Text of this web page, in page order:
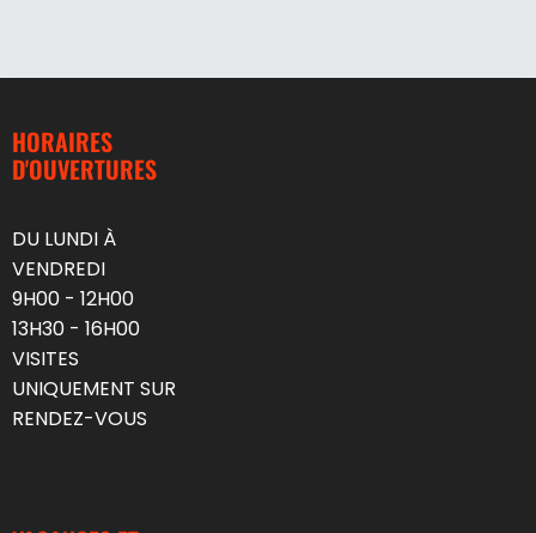
HORAIRES
D'OUVERTURES
DU LUNDI À
VENDREDI
9H00 - 12H00
13H30 - 16H00
VISITES
UNIQUEMENT SUR
RENDEZ-VOUS